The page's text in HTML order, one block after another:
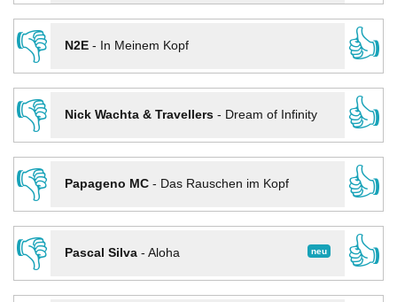
👎
N2E- In Meinem Kopf
👍
👎
Nick Wachta & Travellers- Dream of Infinity
👍
👎
Papageno MC- Das Rauschen im Kopf
👍
👎
neu
Pascal Silva- Aloha
👍